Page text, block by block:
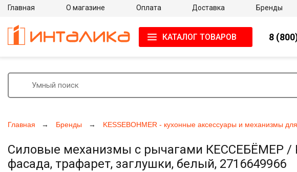
Главная Бренды KESSEBOHMER - кухонные аксессуары и механизмы
Силовые механизмы с рычагами КЕССЕБЁМЕР /
фасада, трафарет, заглушки, белый, 2716649966
Главная О магазине Оплата Доставка Бренды
КАТАЛОГ ТОВАРОВ 8